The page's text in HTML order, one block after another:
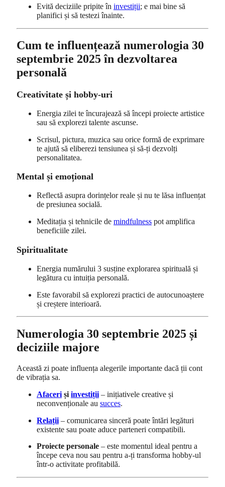
Evită deciziile pripite în investiții; e mai bine să
planifici și să testezi înainte.
Cum te influențează numerologia 30
septembrie 2025 în dezvoltarea
personală
Creativitate și hobby-uri
Energia zilei te încurajează să începi proiecte artistice
sau să explorezi talente ascunse.
Scrisul, pictura, muzica sau orice formă de exprimare
te ajută să eliberezi tensiunea și să-ți dezvolți
personalitatea.
Mental și emoțional
Reflectă asupra dorințelor reale și nu te lăsa influențat
de presiunea socială.
Meditația și tehnicile de mindfulness pot amplifica
beneficiile zilei.
Spiritualitate
Energia numărului 3 susține explorarea spirituală și
legătura cu intuiția personală.
Este favorabil să explorezi practici de autocunoaștere
și creștere interioară.
Numerologia 30 septembrie 2025 și
deciziile majore
Această zi poate influența alegerile importante dacă ții cont
de vibrația sa.
Afaceri și investiții – inițiativele creative și
neconvenționale au succes.
Relații – comunicarea sinceră poate întări legături
existente sau poate aduce parteneri compatibili.
Proiecte personale – este momentul ideal pentru a
începe ceva nou sau pentru a-ți transforma hobby-ul
într-o activitate profitabilă.